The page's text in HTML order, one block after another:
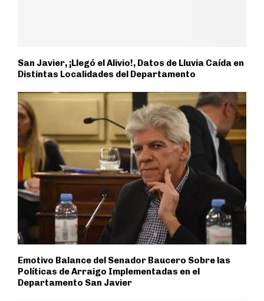
San Javier, ¡Llegó el Alivio!, Datos de Lluvia Caída en
Distintas Localidades del Departamento
Emotivo Balance del Senador Baucero Sobre las
Políticas de Arraigo Implementadas en el
Departamento San Javier